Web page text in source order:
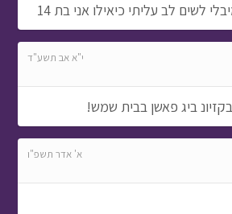
י"א אב תשע"ד
ביג פאשן בבית שמש!
א' אדר תשפ"ו